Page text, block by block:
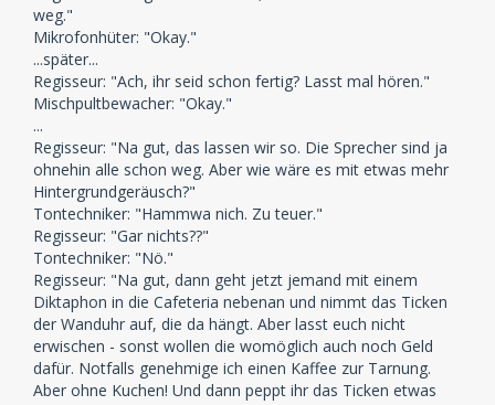
weg."
Mikrofonhüter: "Okay."
...später...
Regisseur: "Ach, ihr seid schon fertig? Lasst mal hören."
Mischpultbewacher: "Okay."
...
Regisseur: "Na gut, das lassen wir so. Die Sprecher sind ja
ohnehin alle schon weg. Aber wie wäre es mit etwas mehr
Hintergrundgeräusch?"
Tontechniker: "Hammwa nich. Zu teuer."
Regisseur: "Gar nichts??"
Tontechniker: "Nö."
Regisseur: "Na gut, dann geht jetzt jemand mit einem
Diktaphon in die Cafeteria nebenan und nimmt das Ticken
der Wanduhr auf, die da hängt. Aber lasst euch nicht
erwischen - sonst wollen die womöglich auch noch Geld
dafür. Notfalls genehmige ich einen Kaffee zur Tarnung.
Aber ohne Kuchen! Und dann peppt ihr das Ticken etwas